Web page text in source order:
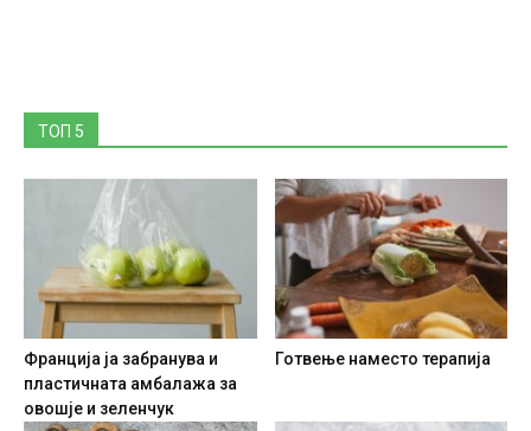
ТОП 5
Франција ја забранува и
пластичната амбалажа за
овошје и зеленчук
Готвење наместо терапија